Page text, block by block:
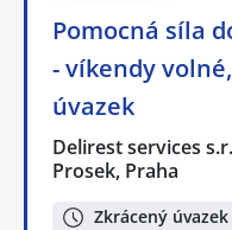
Pomocná síla
- víkendy
úvazek
Delirest services
Prosek, Praha
Zkrácený úvazek